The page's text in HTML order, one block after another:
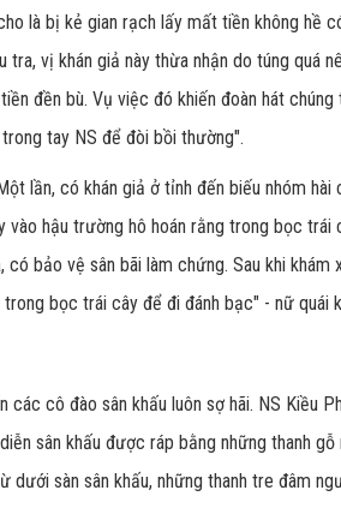
là bị kẻ gian rạch lấy mất tiền không hề
tra, vị khán giả này thừa nhận do túng quá
đền bù. Vụ việc đó khiến đoàn hát
tay NS để đòi bồi thường".
lần, có khán giả ở tỉnh đến biếu nhóm
hậu trường hô hoán rằng trong bọc trái
bảo vệ sân bãi làm chứng. Sau khi
bọc trái cây để đi đánh bạc" - nữ quái
các cô đào sân khấu luôn sợ hãi. NS Kiều
sân khấu được ráp bằng những thanh
dưới sàn sân khấu, những thanh tre đâm